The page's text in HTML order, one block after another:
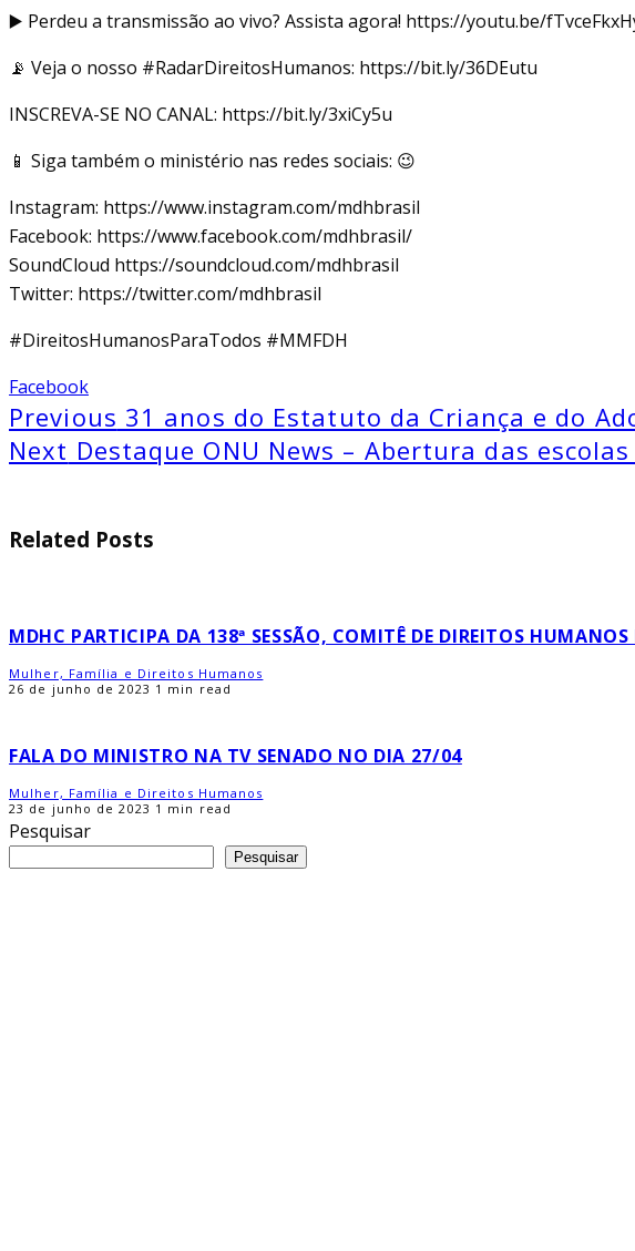
▶️ Perdeu a transmissão ao vivo? Assista agora! https://youtu.be/
📡 Veja o nosso #RadarDireitosHumanos: https://bit.ly/36DEutu
INSCREVA-SE NO CANAL: https://bit.ly/3xiCy5u
📱 Siga também o ministério nas redes sociais: 😉
Instagram: https://www.instagram.com/mdhbrasil​​
Facebook: https://www.facebook.com/mdhbrasil/​​
SoundCloud https://soundcloud.com/mdhbrasil
Twitter: https://twitter.com/mdhbrasil
#DireitosHumanosParaTodos #MMFDH
Facebook
Previous 31 anos do Estatuto da Criança e do
Next Destaque ONU News – Abertura das
Related Posts
MDHC PARTICIPA DA 138ª SESSÃO, COMITÊ DE DIREITOS
Mulher, Família e Direitos Humanos
26 de junho de 2023 1 min read
FALA DO MINISTRO NA TV SENADO NO DIA 27/04
Mulher, Família e Direitos Humanos
23 de junho de 2023 1 min read
Pesquisar
Pesquisar